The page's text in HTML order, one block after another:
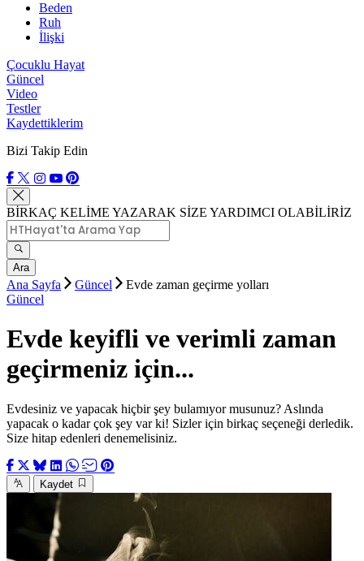
Beden
Ruh
İlişki
Çocuklu Hayat
Güncel
Video
Testler
Kaydettiklerim
Bizi Takip Edin
BİRKAÇ KELİME YAZARAK SİZE YARDIMCI OLABİLİRİZ
Ara
Ana Sayfa Güncel
Evde zaman geçirme yolları
Güncel
Evde keyifli ve verimli zaman
geçirmeniz için...
Evdesiniz ve yapacak hiçbir şey bulamıyor musunuz? Aslında
yapacak o kadar çok şey var ki! Sizler için birkaç seçeneği derledik.
Size hitap edenleri denemelisiniz.
Kaydet